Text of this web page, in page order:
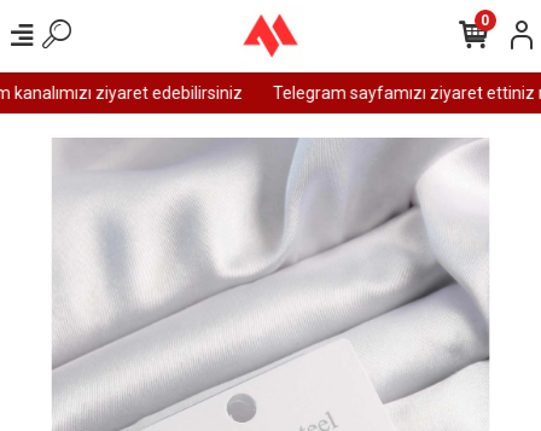
ziyaret edebilirsiniz Telegram sayfamızı ziyaret ettiniz
0